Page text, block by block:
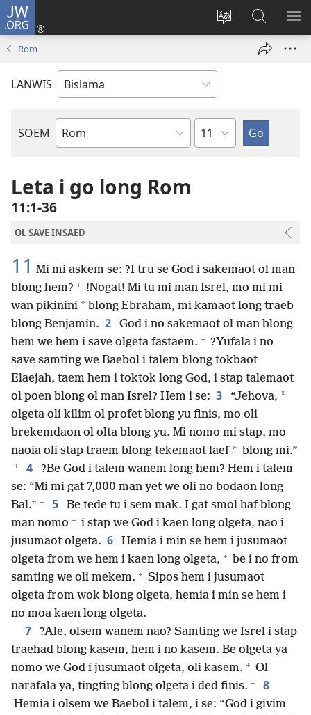
JW.ORG
Jenisim
Log
niufala
Lukaotem
Insaed
Long
Rom
LANWIS
SOEM
Ol
Blong
Baebol
Japta
Leta i go long Rom
11:1-36
OL SAVE INSAED
11 Mi mi askem se: ?I tru se God i sakemaot ol man
blong hem? + !Nogat! Mi tu mi man Isrel, mo mi mi
wan pikinini * blong Ebraham, mi kamaot long traeb
blong Benjamin. 2
God i no sakemaot ol man blong
hem we hem i save olgeta fastaem. + ?Yufala i no
save samting we Baebol i talem blong tokbaot
Elaejah, taem hem i toktok long God, i stap talemaot
ol poen blong ol man Isrel? Hem i se: 3 “Jehova, *
olgeta oli kilim ol profet blong yu finis, mo oli
brekemdaon ol olta blong yu. Mi nomo mi stap, mo
naoia oli stap traem blong tekemaot laef * blong mi.”
+ 4
?Be God i talem wanem long hem? Hem i talem
se: “Mi mi gat 7,000 man yet we oli no bodaon long
Bal.” + 5
Be tede tu i sem mak. I gat smol haf blong
man nomo + i stap we God i kaen long olgeta, nao i
jusumaot olgeta. 6
Hemia i min se hem i jusumaot
olgeta from we hem i kaen long olgeta, + be i no from
samting we oli mekem. + Sipos hem i jusumaot
olgeta from wok blong olgeta, hemia i min se hem i
no moa kaen long olgeta.
7
?Ale, olsem wanem nao? Samting we Isrel i stap
traehad blong kasem, hem i no kasem. Be olgeta ya
nomo we God i jusumaot olgeta, oli kasem. + Ol
narafala ya, tingting blong olgeta i ded finis. + 8
Hemia i olsem we Baebol i talem, i se: “God i givim